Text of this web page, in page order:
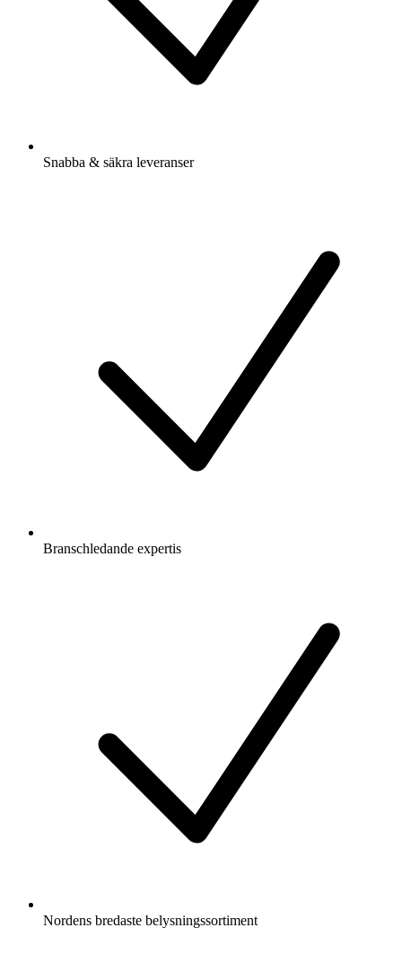
Snabba & säkra leveranser
Branschledande expertis
Nordens bredaste belysningssortiment